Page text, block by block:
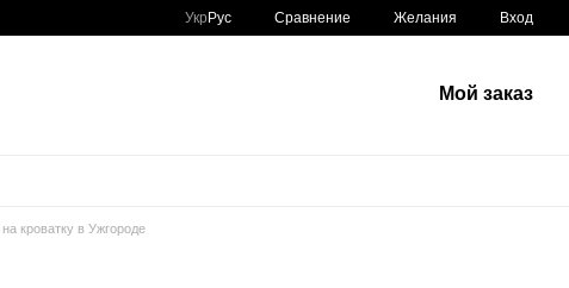
Укр Рус Сравнение Желания Вход
Мой заказ
кроватку в Ужгороде